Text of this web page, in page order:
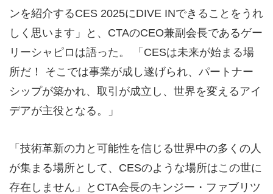
ンを紹介するCES 2025にDIVE INできることをうれ
しく思います」と、CTAのCEO兼副会長であるゲー
リーシャピロは語った。 「CESは未来が始まる場
所だ！ そこでは事業が成し遂げられ、パートナー
シップが築かれ、取引が成立し、世界を変えるアイ
デアが主役となる。」
「技術革新の力と可能性を信じる世界中の多くの人
が集まる場所として、CESのような場所はこの世に
存在しません」とCTA会長のキンジー・ファブリツ